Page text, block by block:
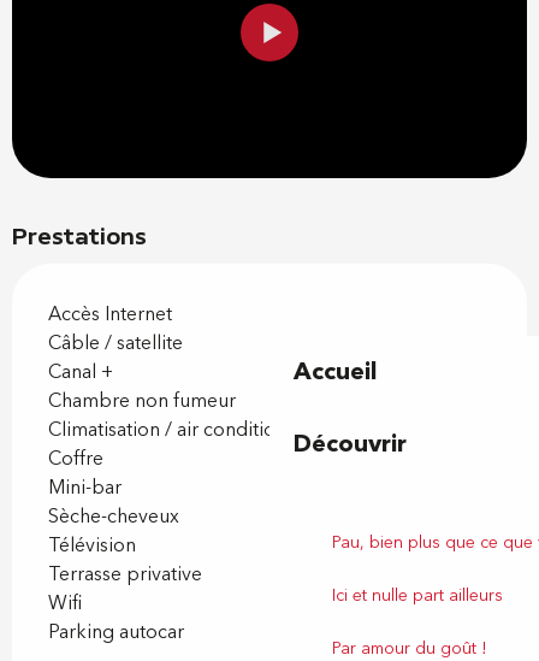
Accueil
Découvrir
Pau, bien plus que ce
Ici et nulle part ailleurs
Par amour du goût !
Prestations
Accès Internet
Câble / satellite
Canal +
Chambre non fumeur
Climatisation / air conditionné
Coffre
Mini-bar
Sèche-cheveux
Télévision
Terrasse privative
Wifi
Parking autocar